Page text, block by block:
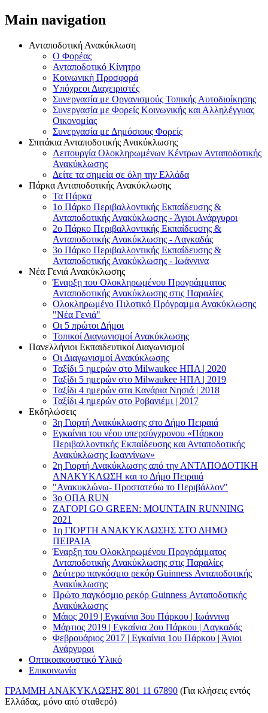
Main navigation
Ανταποδοτική Ανακύκλωση
Ο Φορέας
Ανταποδοτικό Κίνητρο
Κοινωνική Προσφορά
Υπόχρεοι Διαχειριστές
Συνεργασία με Οργανισμούς Τοπικής Αυτοδιοίκησης
Συνεργασία με Φορείς Κοινωνικής και Αλληλέγγυας
Οικονομίας
Συνεργασία με Δημόσιους Φορείς
Σπιτάκια Ανταποδοτικής Ανακύκλωσης
Λειτουργία Ολοκληρωμένων Κέντρων Ανταποδοτικής
Ανακύκλωσης
Δείτε τα σημεία σε όλη την Ελλάδα
Πάρκα Ανταποδοτικής Ανακύκλωσης
Τα Πάρκα
1o Πάρκο Περιβαλλοντικής Εκπαίδευσης &
Ανταποδοτικής Ανακύκλωσης - Άγιοι Ανάργυροι
2o Πάρκο Περιβαλλοντικής Εκπαίδευσης &
Ανταποδοτικής Ανακύκλωσης - Λαγκαδάς
3o Πάρκο Περιβαλλοντικής Εκπαίδευσης &
Ανταποδοτικής Ανακύκλωσης - Ιωάννινα
Νέα Γενιά Ανακύκλωσης
Έναρξη του Ολοκληρωμένου Προγράμματος
Ανταποδοτικής Ανακύκλωσης στις Παραλίες
Ολοκληρωμένο Πιλοτικό Πρόγραμμα Ανακύκλωσης
"Νέα Γενιά"
Οι 5 πρώτοι Δήμοι
Τοπικοί Διαγωνισμοί Ανακύκλωσης
Πανελλήνιοι Εκπαιδευτικοί Διαγωνισμοί
Οι Διαγωνισμοί Ανακύκλωσης
Ταξίδι 5 ημερών στο Milwaukee HΠΑ | 2020
Ταξίδι 5 ημερών στο Milwaukee HΠΑ | 2019
Ταξίδι 4 ημερών στα Κανάρια Νησιά | 2018
Ταξίδι 4 ημερών στο Ροβανιέμι | 2017
Εκδηλώσεις
3η Γιορτή Ανακύκλωσης στο Δήμο Πειραιά
Εγκαίνια του νέου υπερσύγχρονου «Πάρκου
Περιβαλλοντικής Εκπαίδευσης και Ανταποδοτικής
Ανακύκλωσης Ιωαννίνων»
2η Γιορτή Ανακύκλωσης από την ΑΝΤΑΠΟΔΟΤΙΚΗ
AΝΑΚΥΚΛΩΣΗ και το Δήμο Πειραιά
"Ανακυκλώνω- Προστατεύω το Περιβάλλον"
3o ΟΠΑ RUN
ZΑΓΟΡΙ GO GREEN: MOUNTAIN RUNNING
2021
1η ΓΙΟΡΤΗ ΑΝΑΚΥΚΛΩΣΗΣ ΣΤΟ ΔΗΜΟ
ΠΕΙΡΑΙΑ
Έναρξη του Ολοκληρωμένου Προγράμματος
Ανταποδοτικής Ανακύκλωσης στις Παραλίες
Δεύτερο παγκόσμιο ρεκόρ Guinness Ανταποδοτικής
Ανακύκλωσης
Πρώτο παγκόσμιο ρεκόρ Guinness Ανταποδοτικής
Ανακύκλωσης
Μάιος 2019 | Εγκαίνια 3ου Πάρκου | Ιωάννινα
Μάρτιος 2019 | Εγκαίνια 2ου Πάρκου | Λαγκαδάς
Φεβρουάριος 2017 | Εγκαίνια 1ου Πάρκου | Άγιοι
Ανάργυροι
Οπτικοακουστικό Υλικό
Επικοινωνία
ΓΡΑΜΜΗ ΑΝΑΚΥΚΛΩΣΗΣ 801 11 67890 (Για κλήσεις εντός
Ελλάδας, μόνο από σταθερό)